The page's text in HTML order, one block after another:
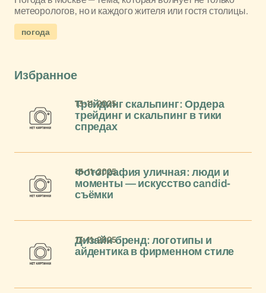
метеорологов, но и каждого жителя или гостя столицы.
погода
Избранное
Трейдинг скальпинг: Ордера
трейдинг и скальпинг в тики
спредах
13-11-2025
Фотография уличная: люди и
моменты — искусство candid-
съёмки
13-11-2025
Дизайн бренд: логотипы и
айдентика в фирменном стиле
13-11-2025